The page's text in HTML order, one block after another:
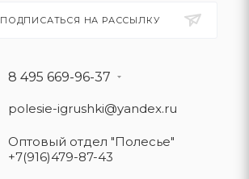
ПОДПИСАТЬСЯ НА РАССЫЛКУ
8 495 669-96-37
polesie-igrushki@yandex.ru
Оптовый отдел "Полесье"
+7(916)479-87-43